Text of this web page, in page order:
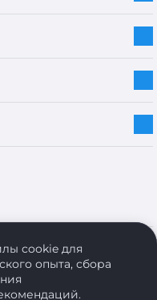
cookie для
опыта, сбора